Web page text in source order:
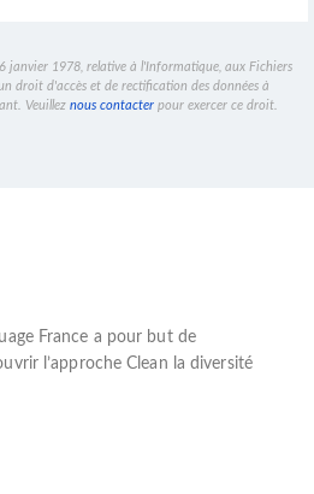
janvier 1978, relative à l'Informatique, aux Fichiers
droit d'accès et de rectification des données à
Veuillez nous contacterpour exercer ce droit.
France a pour but de
l’approche Clean la diversité